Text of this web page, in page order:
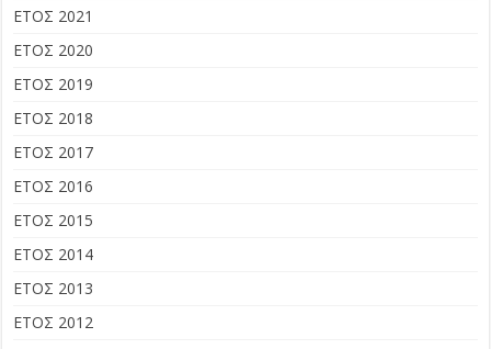
ΕΤΟΣ 2021
ΕΤΟΣ 2020
ΕΤΟΣ 2019
ΕΤΟΣ 2018
ΕΤΟΣ 2017
ΕΤΟΣ 2016
ΕΤΟΣ 2015
ΕΤΟΣ 2014
ΕΤΟΣ 2013
ΕΤΟΣ 2012